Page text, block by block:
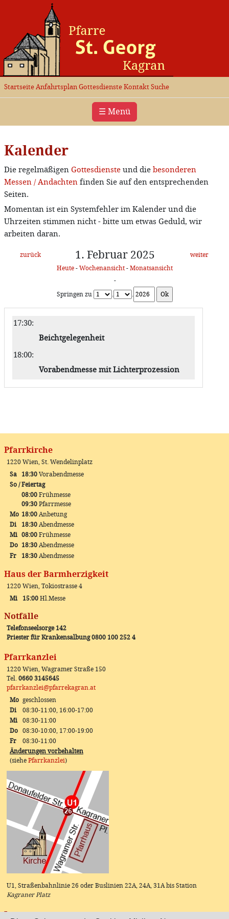
Startseite Anfahrtsplan Gottesdienste Kontakt Suche
☰ Menü
Kalender
Die regelmäßigen Gottesdienste und die besonderen
Messen / Andachten finden Sie auf den entsprechenden
Seiten.
Momentan ist ein Systemfehler im Kalender und die
Uhrzeiten stimmen nicht - bitte um etwas Geduld, wir
arbeiten daran.
zurück 1. Februar 2025
weiter
Heute - Wochenansicht - Monatsansicht
-
Springen zu
. .
17:30:
Beichtgelegenheit
18:00:
Vorabendmesse mit Lichterprozession
Pfarrkirche
1220 Wien, St. Wendelinplatz
Sa
18:30 Vorabendmesse
So / Feiertag
08:00 Frühmesse
09:30 Pfarrmesse
Mo 18:00 Anbetung
Di
18:30 Abendmesse
Mi 08:00 Frühmesse
Do 18:30 Abendmesse
Fr
18:30 Abendmesse
Haus der Barmherzigkeit
1220 Wien, Tokiostrasse 4
Mi
15:00 Hl.Messe
Notfälle
Telefonseelsorge 142
Priester für Krankensalbung 0800 100 252 4
Pfarrkanzlei
1220 Wien, Wagramer Straße 150
Tel. 0660 3145645
pfarrkanzlei@pfarrekagran.at
Mo geschlossen
Di
08:30-11:00, 16:00-17:00
Mi
08:30-11:00
Do
08:30-10:00, 17:00-19:00
Fr
08:30-11:00
Änderungen vorbehalten
(siehe Pfarrkanzlei)
U1, Straßenbahnlinie 26 oder Buslinien 22A, 24A, 31A bis Station
Kagraner Platz
Instagram